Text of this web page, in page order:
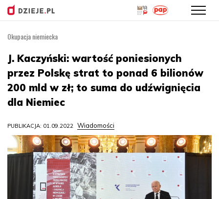
treści
Okupacja niemiecka
J. Kaczyński: wartość poniesionych
przez Polskę strat to ponad 6 bilionów
200 mld w zł; to suma do udźwignięcia
dla Niemiec
PUBLIKACJA: 01.09.2022 Wiadomości